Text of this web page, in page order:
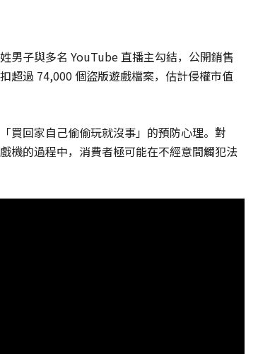
男子與多名 YouTube 直播主勾結，公開銷售
超過 74,000 個盜版遊戲檔案，估計侵權市值
買回家自己偷偷玩就沒事」的預防心理。對
機的過程中，消費者極可能在不經意間觸犯法